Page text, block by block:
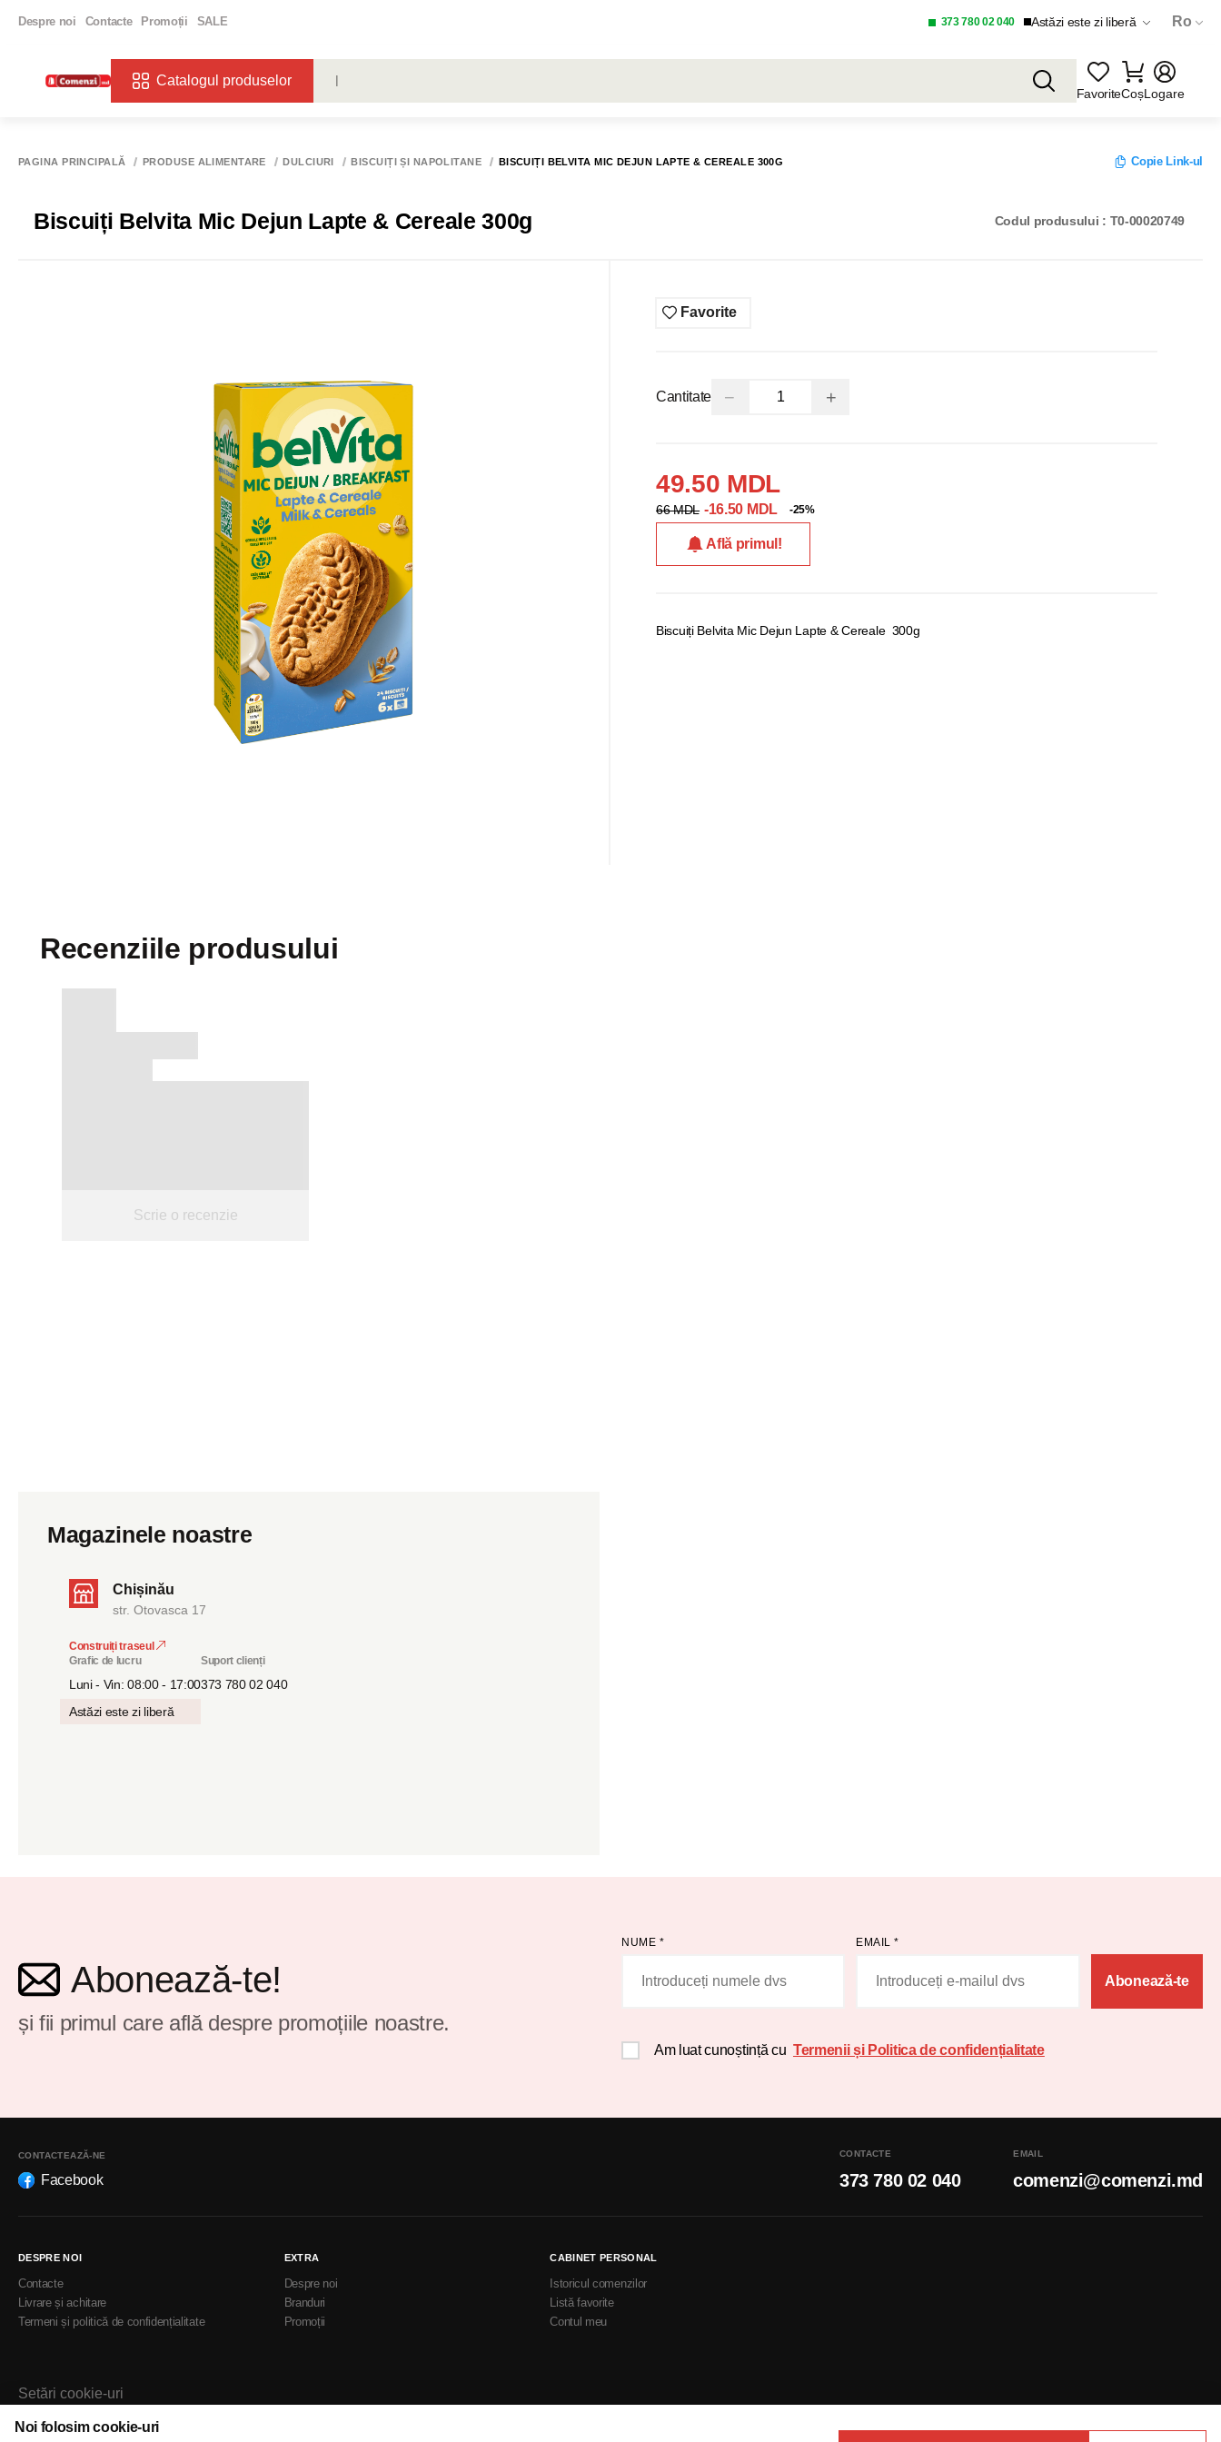
Despre noi Contacte Promoții SALE 373 780 02 040 Astăzi este zi liberă Ro
Catalogul produselor
FavoriteCoșLogare
PAGINA PRINCIPALĂ PRODUSE ALIMENTARE DULCIURI BISCUIȚI ȘI NAPOLITANE BISCUIȚI BELVITA MIC DEJUN LAPTE & CEREALE 300G Copie Link-ul
Biscuiți Belvita Mic Dejun Lapte & Cereale 300g Codul produsului : T0-00020749
Favorite
Cantitate − +
49.50 MDL
66 MDL -16.50 MDL -25%
Află primul!
Biscuiți Belvita Mic Dejun Lapte & Cereale 300g
Recenziile produsului
Scrie o recenzie
Magazinele noastre
Chișinău
str. Otovasca 17
Construiți traseul
Grafic de lucru
Luni - Vin: 08:00 - 17:00
Astăzi este zi liberă
Suport clienți
373 780 02 040
Abonează-te!
și fii primul care află despre promoțiile noastre.
NUME * EMAIL*
Abonează-te
Am luat cunoștință cu Termenii și Politica de confidențialitate
CONTACTEAZĂ-NE
Facebook
CONTACTE
373 780 02 040
EMAIL
comenzi@comenzi.md
DESPRE NOI
Contacte
Livrare și achitare
Termeni și politică de confidențialitate
EXTRA
Despre noi
Branduri
Promoții
CABINET PERSONAL
Istoricul comenzilor
Listă favorite
Contul meu
Setări cookie-uri
Noi folosim cookie-uri